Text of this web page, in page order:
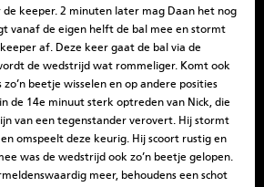
de keeper. 2 minuten later mag Daan het nog
vanaf de eigen helft de bal mee en stormt
af. Deze keer gaat de bal via de
de wedstrijd wat rommeliger. Komt ook
beetje wisselen en op andere posities
de 14e minuut sterk optreden van Nick, die
van een tegenstander verovert. Hij stormt
omspeelt deze keurig. Hij scoort rustig en
was de wedstrijd ook zo’n beetje gelopen.
meer, behoudens een schot